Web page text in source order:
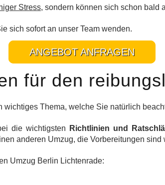
Stress, sondern können sich schon bald
sich sofort an unser Team wenden.
ANGEBOT ANFRAGEN
für den
wichtiges Thema, welche Sie natürlich
die wichtigsten Richtlinien und
anderen Umzug, die Vorbereitungen sind
Umzug Berlin Lichtenrade: